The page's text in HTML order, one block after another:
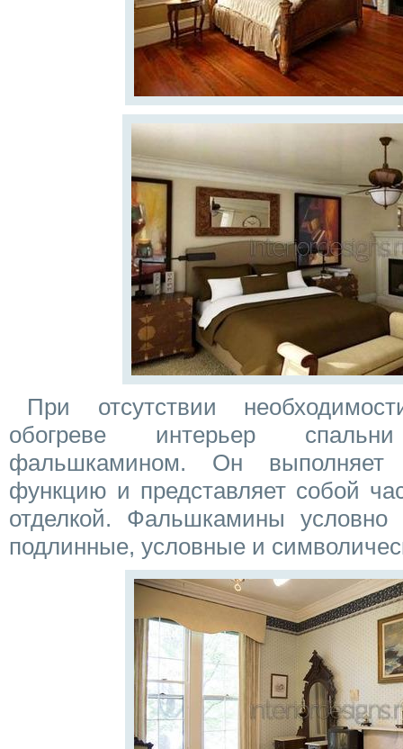
При отсутствии
обогреве интерьер
фальшкамином. Он выполняет
функцию и представляет собой
отделкой. Фальшкамины
подлинные, условные и